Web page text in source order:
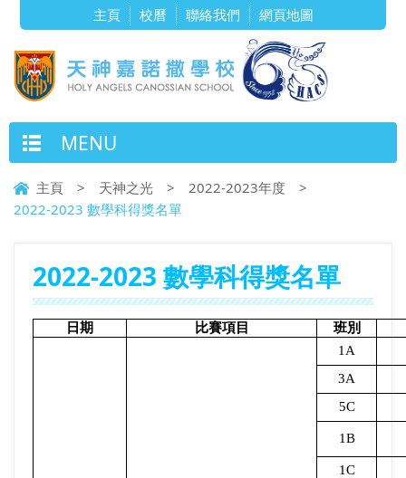
主頁 校曆 聯絡我們 網頁地圖
MENU
主頁 > 天神之光 > 2022-2023年度
>
2022-2023 數學科得獎名單
2022-2023 數學科得獎名單
日期 比賽項目 班別
1A
3A
5C
1B
1C